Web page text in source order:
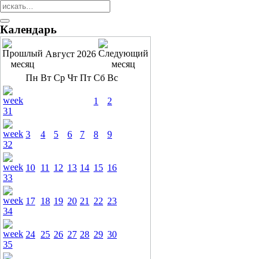
Календарь
Август 2026
Пн Вт Ср Чт Пт Сб Вс
1 2
3 4 5 6 7 8 9
10 11 12 13 14 15 16
17 18 19 20 21 22 23
24 25 26 27 28 29 30